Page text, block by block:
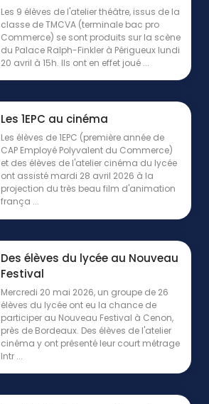
Les 9 élèves de l'atelier théâtre, issus de la
classe de TMCVA (terminale bac pro
Commerce) se sont produits sur la scène
du Palace Ralph-Finkler à Périgueux lundi
20 avril à 15h. Ils ont en effet joué ...
Les 1EPC au cinéma
Les élèves de 1EPC (première année de
CAP Employé Polyvalent du Commerce)
et des élèves de l'atelier cinéma du lycée
ont assisté mardi 28 avril 2026 à la
projection du très beau film d'animation
frança ...
Des élèves du lycée au Nouveau
Festival
Mercredi 20 mai 2026, un groupe de 26
élèves du lycée ont eu la chance de
participer au Nouveau Festival à Cenon,
près de Bordeaux. Des élèves de l'atelier
cinéma y ont présenté leur court métrage
Intr ...